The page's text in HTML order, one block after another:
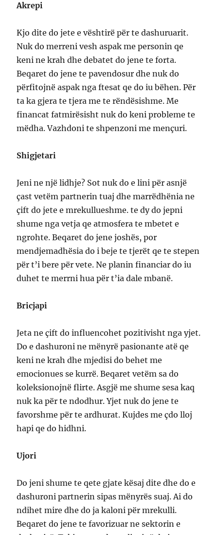
Akrepi
Kjo dite do jete e vështirë për te dashuruarit.
Nuk do merreni vesh aspak me personin qe
keni ne krah dhe debatet do jene te forta.
Beqaret do jene te pavendosur dhe nuk do
përfitojnë aspak nga ftesat qe do iu bëhen. Për
ta ka gjera te tjera me te rëndësishme. Me
financat fatmirësisht nuk do keni probleme te
mëdha. Vazhdoni te shpenzoni me mençuri.
Shigjetari
Jeni ne një lidhje? Sot nuk do e lini për asnjë
çast vetëm partnerin tuaj dhe marrëdhënia ne
çift do jete e mrekullueshme. te dy do jepni
shume nga vetja qe atmosfera te mbetet e
ngrohte. Beqaret do jene joshës, por
mendjemadhësia do i beje te tjerët qe te stepen
për t’i bere për vete. Ne planin financiar do iu
duhet te merrni hua për t’ia dale mbanë.
Bricjapi
Jeta ne çift do influencohet pozitivisht nga yjet.
Do e dashuroni ne mënyrë pasionante atë qe
keni ne krah dhe mjedisi do behet me
emocionues se kurrë. Beqaret vetëm sa do
koleksionojnë flirte. Asgjë me shume sesa kaq
nuk ka për te ndodhur. Yjet nuk do jene te
favorshme për te ardhurat. Kujdes me çdo lloj
hapi qe do hidhni.
Ujori
Do jeni shume te qete gjate kësaj dite dhe do e
dashuroni partnerin sipas mënyrës suaj. Ai do
ndihet mire dhe do ja kaloni për mrekulli.
Beqaret do jene te favorizuar ne sektorin e